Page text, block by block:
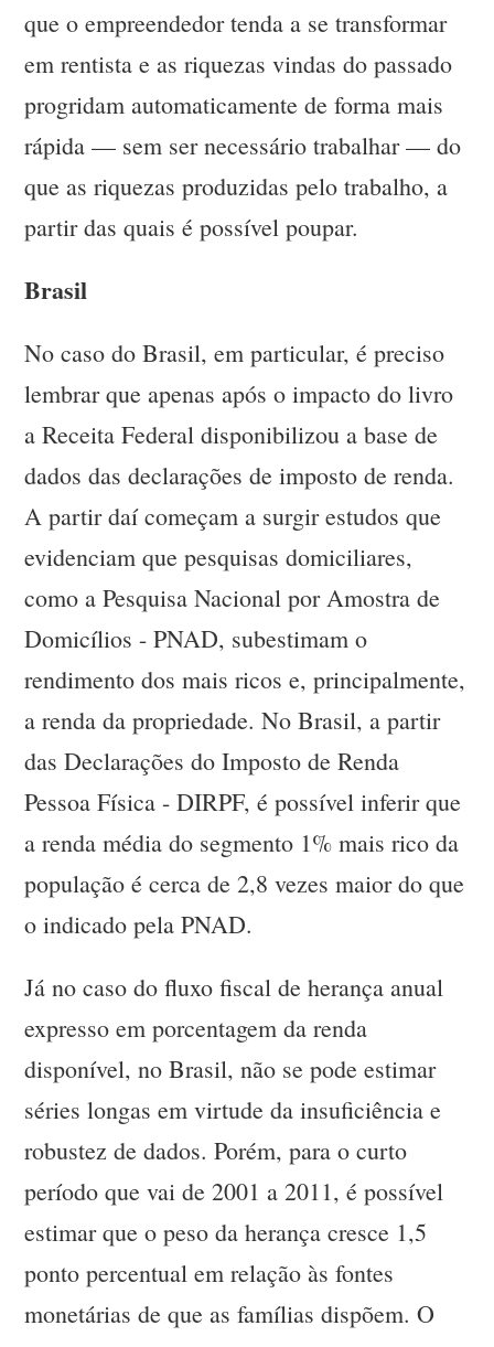
que o empreendedor tenda a se transformar
em rentista e as riquezas vindas do passado
progridam automaticamente de forma mais
rápida — sem ser necessário trabalhar — do
que as riquezas produzidas pelo trabalho, a
partir das quais é possível poupar.
Brasil
No caso do Brasil, em particular, é preciso
lembrar que apenas após o impacto do livro
a Receita Federal disponibilizou a base de
dados das declarações de imposto de renda.
A partir daí começam a surgir estudos que
evidenciam que pesquisas domiciliares,
como a Pesquisa Nacional por Amostra de
Domicílios - PNAD, subestimam o
rendimento dos mais ricos e, principalmente,
a renda da propriedade. No Brasil, a partir
das Declarações do Imposto de Renda
Pessoa Física - DIRPF, é possível inferir que
a renda média do segmento 1% mais rico da
população é cerca de 2,8 vezes maior do que
o indicado pela PNAD.
Já no caso do fluxo fiscal de herança anual
expresso em porcentagem da renda
disponível, no Brasil, não se pode estimar
séries longas em virtude da insuficiência e
robustez de dados. Porém, para o curto
período que vai de 2001 a 2011, é possível
estimar que o peso da herança cresce 1,5
ponto percentual em relação às fontes
monetárias de que as famílias dispõem. O